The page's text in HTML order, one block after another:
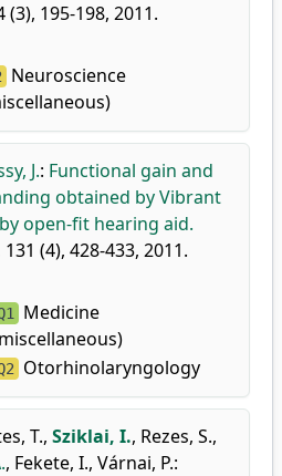
(3), 195-198, 2011.
Neuroscience
J.: Functional gain and
obtained by Vibrant
open-fit hearing aid.
131 (4), 428-433, 2011.
Medicine
Otorhinolaryngology
T., Sziklai, I., Rezes, S.,
, Fekete, I., Várnai, P.: